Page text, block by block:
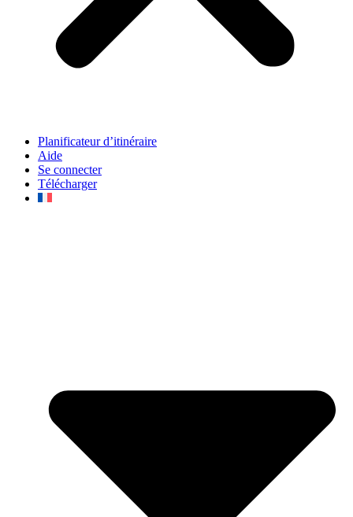
Planificateur d’itinéraire
Aide
Se connecter
Télécharger